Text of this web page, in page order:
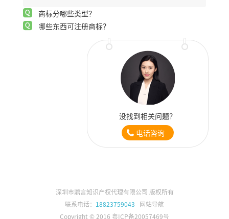
商标分哪些类型？
哪些东西可注册商标？
没找到相关问题？
电话咨询
深圳市鼎言知识产权代理有限公司 版权所有
联系电话： 18823759043
网站导航
Copyright © 2016 粤ICP备20057469号